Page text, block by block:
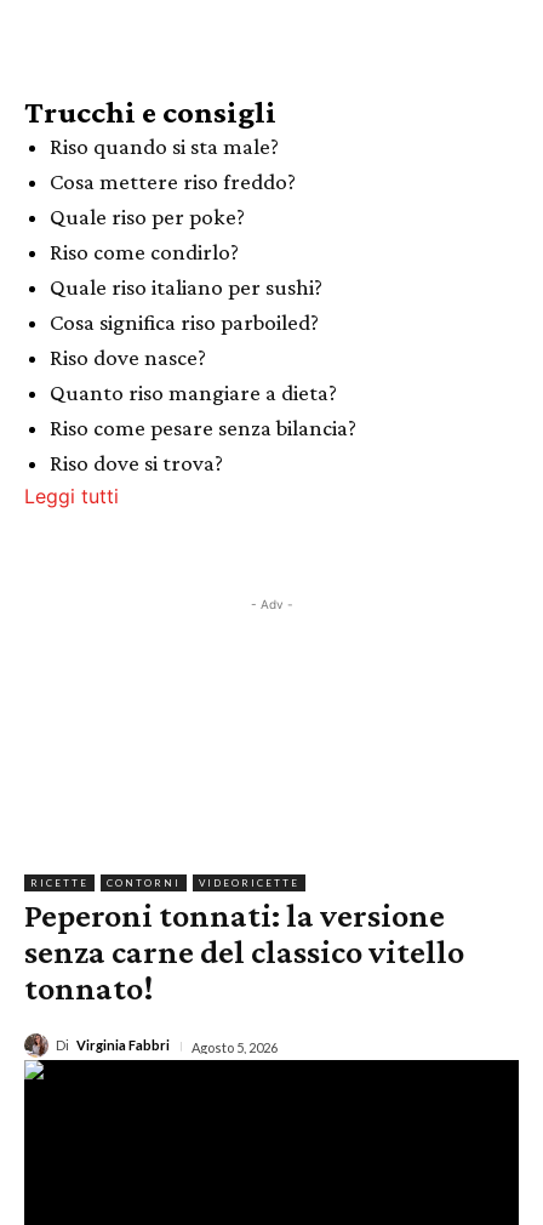
Trucchi e consigli
Riso quando si sta male?
Cosa mettere riso freddo?
Quale riso per poke?
Riso come condirlo?
Quale riso italiano per sushi?
Cosa significa riso parboiled?
Riso dove nasce?
Quanto riso mangiare a dieta?
Riso come pesare senza bilancia?
Riso dove si trova?
Leggi tutti
- Adv -